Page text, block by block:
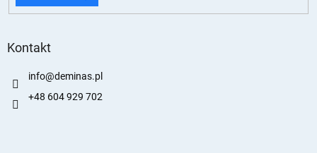
Kontakt
info@deminas.pl
+48 604 929 702